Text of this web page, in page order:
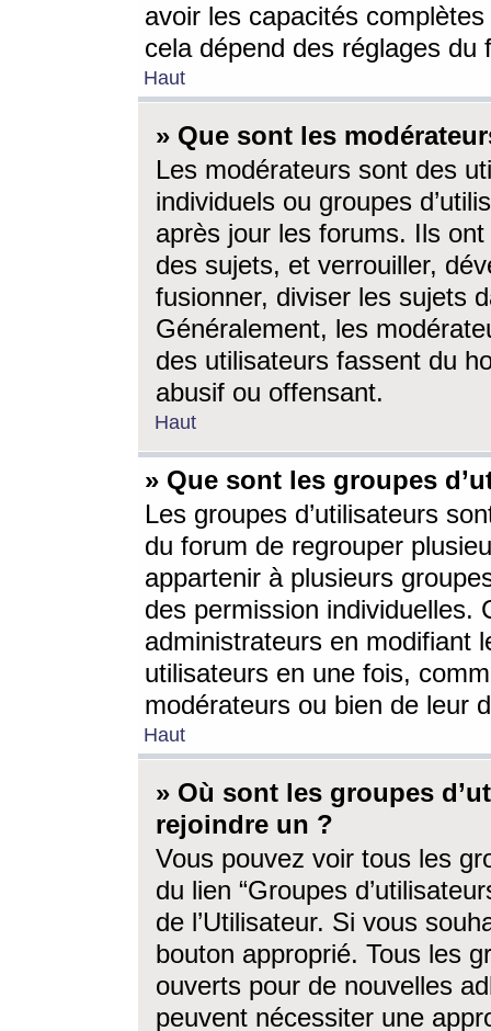
avoir les capacités
cela dépend des réglages du
Haut
» Que sont les
Les modérateurs sont des
individuels ou groupes
après jour les forums. Ils ont
des sujets, et verrouiller,
fusionner, diviser les sujets
Généralement, les
des utilisateurs fassent du
abusif ou offensant.
Haut
» Que sont les groupes
Les groupes d’utilisateurs
du forum de regrouper
appartenir à plusieurs
des permission individuelles.
administrateurs en modifiant
utilisateurs en une fois,
modérateurs ou bien de leur
Haut
» Où sont les groupes
rejoindre un ?
Vous pouvez voir tous les
du lien “Groupes
de l’Utilisateur. Si vous
bouton approprié. Tous les
ouverts pour de nouvelles
peuvent nécessiter une